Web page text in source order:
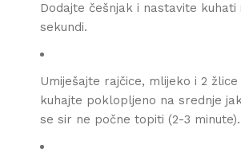
Dodajte češnjak i nastavite kuhati
sekundi.
Umiješajte rajčice, mlijeko i 2
kuhajte poklopljeno na srednje
se sir ne počne topiti (2-3 minute).